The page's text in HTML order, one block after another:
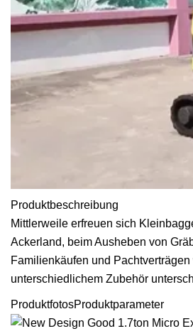
Produktbeschreibung
Mittlerweile erfreuen sich
Ackerland, beim Ausheben von
Familienkäufen und
unterschiedlichem Zubehör
ProduktfotosProduktparameter